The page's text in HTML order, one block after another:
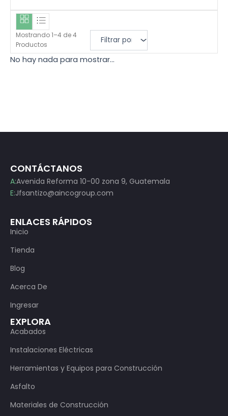
:
1
0
0
0
0
Mostrando1–4 de4
Productos
No hay nada para mostrar...
CONTÁCTANOS
A:Avenida Reforma 10-00 zona 9, Guatemala
E:Jfsantizo@aincogroup.com
ENLACES RÁPIDOS
Inicio
Tienda
Blog
Acerca De
Ingresar
EXPLORA
Acabados
Instalaciones Eléctricas
Herramientas y Equipos para Construcción
Asfalto
Materiales de Construcción